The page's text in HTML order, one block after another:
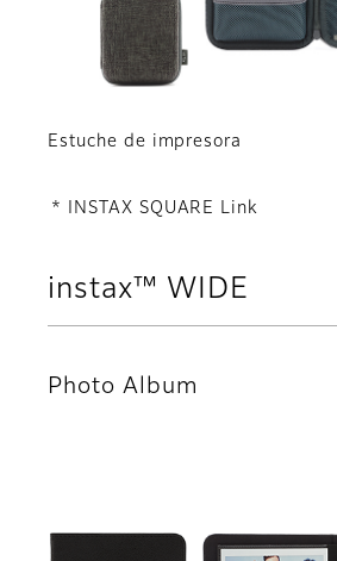
Estuche de impresora
* INSTAX SQUARE Link
instax™ WIDE
Photo Album